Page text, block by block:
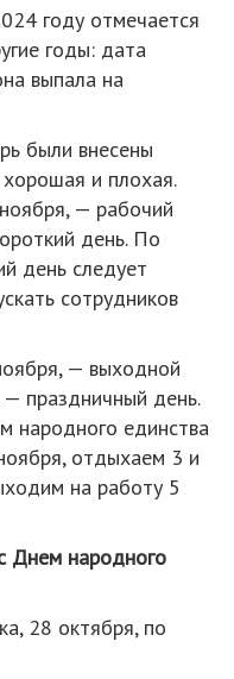
году отмечается
годы: дата
выпала на
были внесены
и плохая.
— рабочий
день. По
день следует
сотрудников
— выходной
праздничный день.
народного единства
отдыхаем 3 и
на работу 5
Днем народного
28 октября, по